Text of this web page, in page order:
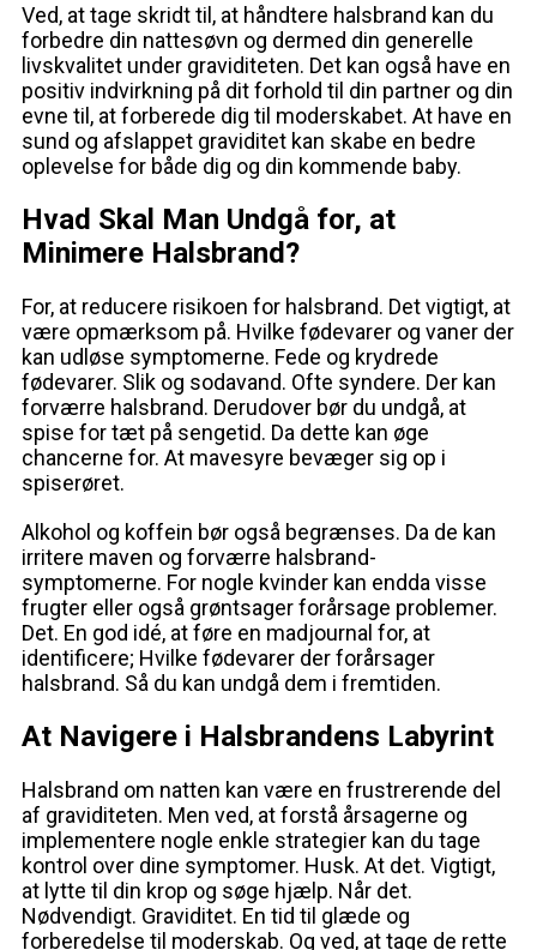
Ved, at tage skridt til, at håndtere halsbrand kan du
forbedre din nattesøvn og dermed din generelle
livskvalitet under graviditeten. Det kan også have en
positiv indvirkning på dit forhold til din partner og din
evne til, at forberede dig til moderskabet. At have en
sund og afslappet graviditet kan skabe en bedre
oplevelse for både dig og din kommende baby.
Hvad Skal Man Undgå for, at
Minimere Halsbrand?
For, at reducere risikoen for halsbrand. Det vigtigt, at
være opmærksom på. Hvilke fødevarer og vaner der
kan udløse symptomerne. Fede og krydrede
fødevarer. Slik og sodavand. Ofte syndere. Der kan
forværre halsbrand. Derudover bør du undgå, at
spise for tæt på sengetid. Da dette kan øge
chancerne for. At mavesyre bevæger sig op i
spiserøret.
Alkohol og koffein bør også begrænses. Da de kan
irritere maven og forværre halsbrand-
symptomerne. For nogle kvinder kan endda visse
frugter eller også grøntsager forårsage problemer.
Det. En god idé, at føre en madjournal for, at
identificere; Hvilke fødevarer der forårsager
halsbrand. Så du kan undgå dem i fremtiden.
At Navigere i Halsbrandens Labyrint
Halsbrand om natten kan være en frustrerende del
af graviditeten. Men ved, at forstå årsagerne og
implementere nogle enkle strategier kan du tage
kontrol over dine symptomer. Husk. At det. Vigtigt,
at lytte til din krop og søge hjælp. Når det.
Nødvendigt. Graviditet. En tid til glæde og
forberedelse til moderskab. Og ved, at tage de rette